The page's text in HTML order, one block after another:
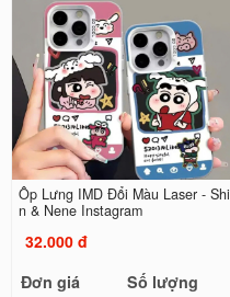
Ốp Lưng IMD Đổi Màu Laser - Shi
n & Nene Instagram
32.000 đ
Đơn giá
Số lượng